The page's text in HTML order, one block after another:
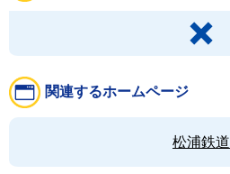
関連するホームページ
松浦鉄道